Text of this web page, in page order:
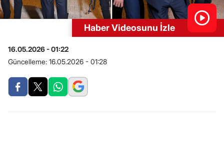
Haber Videosunu İzle
16.05.2026 - 01:22
Güncelleme: 16.05.2026 - 01:28